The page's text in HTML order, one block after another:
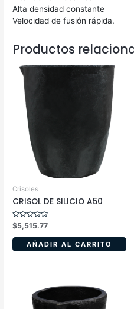
Alta densidad constante
Velocidad de fusión rápida.
Productos
Crisoles
CRISOL DE SILICIO A50
Valorado
en
0
5
$5,515.77
AÑADIR AL CARRITO